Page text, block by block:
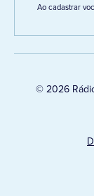
Ao cadastrar
© 2026